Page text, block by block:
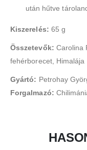
után hűtve
Kiszerelés: 65 g
Összetevők: Carolina
fehérborecet,
Gyártó: Petrohay
Forgalmazó: